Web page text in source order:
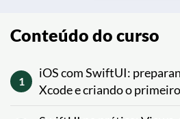
Conteúdo do curso
1
iOS com SwiftUI:
Xcode e criando o